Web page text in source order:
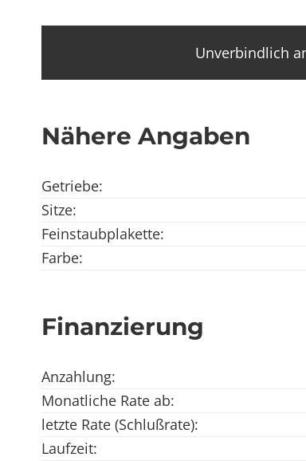
Unverbindlich
Nähere Angaben
Getriebe:
Sitze:
Feinstaubplakette:
Farbe:
Finanzierung
Anzahlung:
Monatliche Rate ab:
letzte Rate (Schlußrate):
Laufzeit: